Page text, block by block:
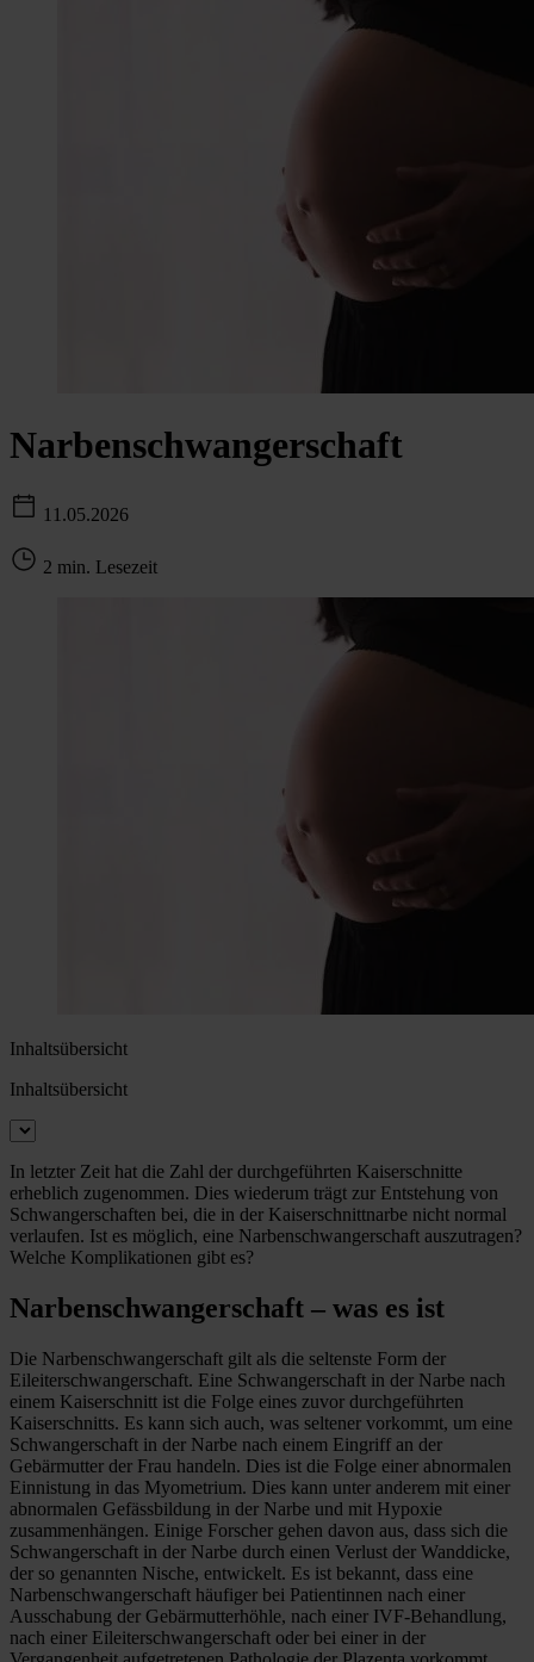
Narbenschwangerschaft
11.05.2026
2 min. Lesezeit
Inhaltsübersicht
Inhaltsübersicht
In letzter Zeit hat die Zahl der durchgeführten Kaiserschnitte
erheblich zugenommen. Dies wiederum trägt zur Entstehung von
Schwangerschaften bei, die in der Kaiserschnittnarbe nicht normal
verlaufen. Ist es möglich, eine Narbenschwangerschaft auszutragen?
Welche Komplikationen gibt es?
Narbenschwangerschaft – was es ist
Die Narbenschwangerschaft gilt als die seltenste Form der
Eileiterschwangerschaft. Eine Schwangerschaft in der Narbe nach
einem Kaiserschnitt ist die Folge eines zuvor durchgeführten
Kaiserschnitts. Es kann sich auch, was seltener vorkommt, um eine
Schwangerschaft in der Narbe nach einem Eingriff an der
Gebärmutter der Frau handeln. Dies ist die Folge einer abnormalen
Einnistung in das Myometrium. Dies kann unter anderem mit einer
abnormalen Gefässbildung in der Narbe und mit Hypoxie
zusammenhängen. Einige Forscher gehen davon aus, dass sich die
Schwangerschaft in der Narbe durch einen Verlust der Wanddicke,
der so genannten Nische, entwickelt. Es ist bekannt, dass eine
Narbenschwangerschaft häufiger bei Patientinnen nach einer
Ausschabung der Gebärmutterhöhle, nach einer IVF-Behandlung,
nach einer Eileiterschwangerschaft oder bei einer in der